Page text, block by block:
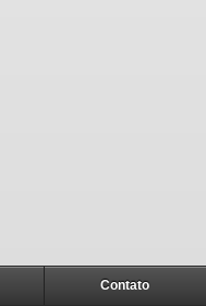
Contato